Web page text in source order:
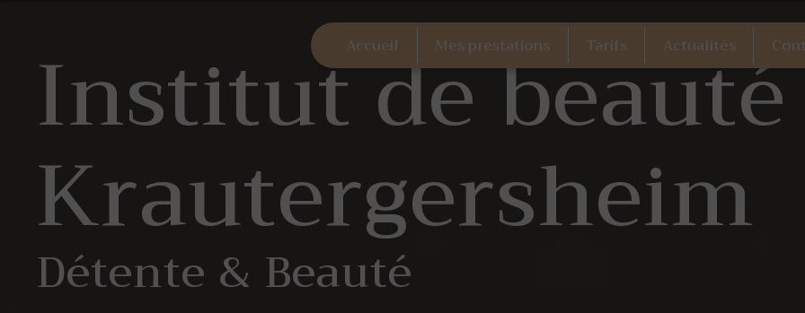
Accueil Mes prestations Tarifs Actualités
Institut de
Krautergersheim
Détente & Beauté